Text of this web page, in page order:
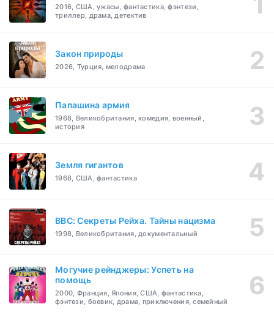
2016, США, ужасы, фантастика, фэнтези,
триллер, драма, детектив
Закон природы
2026, Турция, мелодрама
Папашина армия
1968, Великобритания, комедия, военный,
история
Земля гигантов
1968, США, фантастика
BBC: Секреты Рейха. Тайны нацизма
1998, Великобритания, документальный
Могучие рейнджеры: Успеть на
помощь
2000, Франция, Япония, США, фантастика,
фэнтези, боевик, драма, приключения, семейный